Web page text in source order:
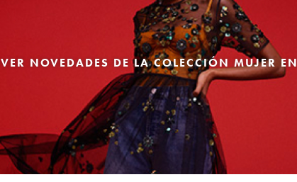
VER NOVEDADES DE LA COLECCIÓN MUJER EN